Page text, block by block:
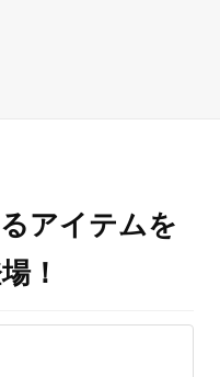
アイテムを
！